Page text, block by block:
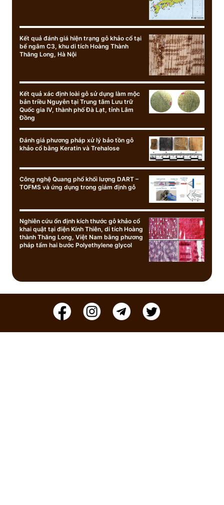
Kết quả đánh giá hiện trạng gỗ khảo cổ tại
bể ngâm C3, khu di tích Hoàng Thành
Thăng Long, Hà Nội
Kết quả xác định loài gỗ sử dụng làm mộc
bản triều Nguyễn tại Trung tâm Lưu trữ
Quốc gia IV, thành phố Đà Lạt, tỉnh Lâm
Đồng
Đánh giá phương pháp xử lý bảo tồn gỗ
khảo cổ bằng Keratin và Trehalose
Công nghệ Quang phổ khối lượng DART –
TOFMS và ứng dụng trong giám định gỗ
Nghiên cứu ổn định kích thước gỗ khảo cổ
khai quật tại điện Kính Thiên, di tích Hoàng
thành Thăng Long, Việt Nam bằng phương
pháp tẩm hai bước Polyethylene glycol